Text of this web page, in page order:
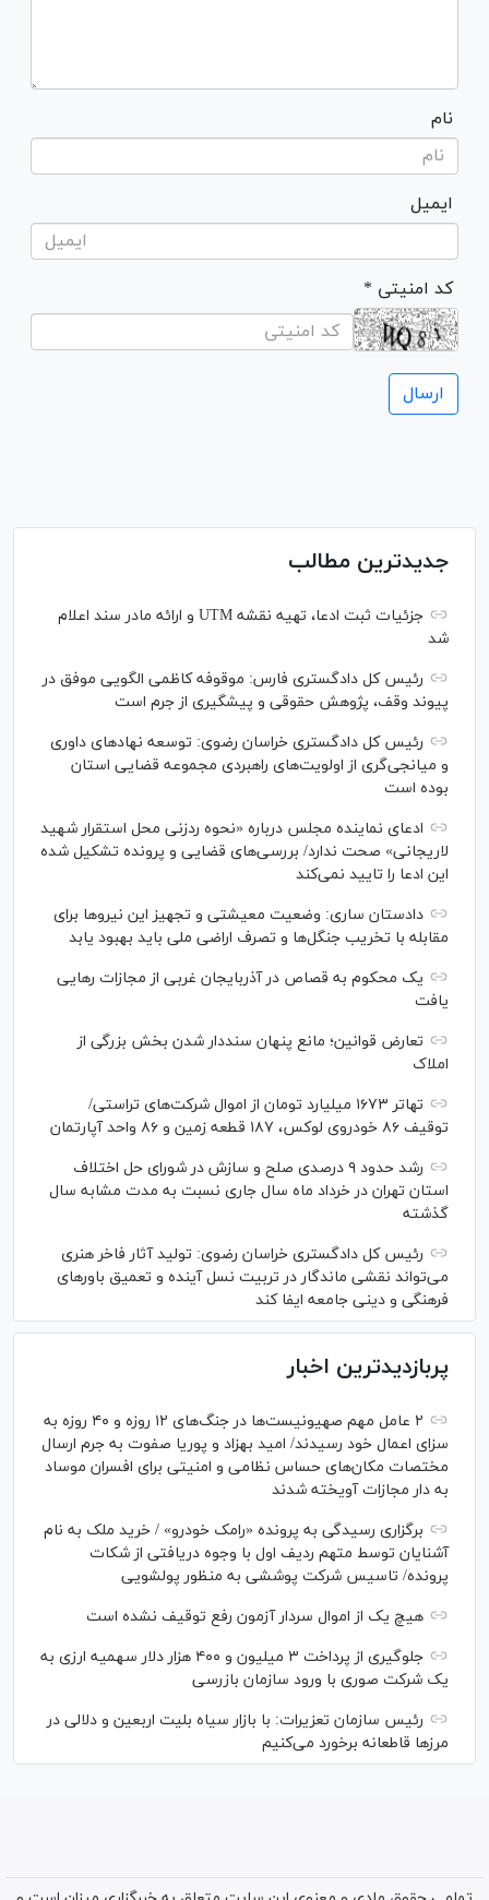
نام
ایمیل
* کد امنیتی
جدیدترین مطالب
جزئیات ثبت ادعا، تهیه نقشه UTM و ارائه مادر سند اعلام
شد
رئیس کل دادگستری فارس: موقوفه کاظمی الگویی موفق در
پیوند وقف، پژوهش حقوقی و پیشگیری از جرم است
رئیس کل دادگستری خراسان رضوی: توسعه نهاد‌های داوری
و میانجی‌گری از اولویت‌های راهبردی مجموعه قضایی استان
بوده است
ادعای نماینده مجلس درباره «نحوه ردزنی محل استقرار شهید
لاریجانی» صحت ندارد/ بررسی‌های قضایی و پرونده تشکیل شده
این ادعا را تایید نمی‌کند
دادستان ساری: وضعیت معیشتی و تجهیز این نیرو‌ها برای
مقابله با تخریب جنگل‌ها و تصرف اراضی ملی باید بهبود یابد
یک محکوم به قصاص در آذربایجان‌ غربی از مجازات رهایی
یافت
تعارض قوانین؛ مانع پنهان سنددار شدن بخش بزرگی از
املاک
تهاتر ۱۶۷۳ میلیارد تومان از اموال شرکت‌های تراستی/
توقیف ۸۶ خودروی لوکس، ۱۸۷ قطعه زمین و ۸۶ واحد آپارتمان
رشد حدود ۹ درصدی صلح و سازش در شورای حل اختلاف
استان تهران در خرداد ماه سال جاری نسبت به مدت مشابه سال
گذشته
رئیس کل دادگستری خراسان رضوی: تولید آثار فاخر هنری
می‌تواند نقشی ماندگار در تربیت نسل آینده و تعمیق باور‌های
فرهنگی و دینی جامعه ایفا کند
پربازدیدترین اخبار
۲ عامل مهم صهیونیست‌ها در جنگ‌های ۱۲ روزه و ۴۰ روزه به
سزای اعمال خود رسیدند/ امید بهزاد و پوریا صفوت به جرم ارسال
مختصات مکان‌های حساس نظامی و امنیتی برای افسران موساد
به دار مجازات آویخته شدند
برگزاری رسیدگی به پرونده «رامک خودرو» / خرید ملک به نام
آشنایان توسط متهم ردیف اول با وجوه دریافتی از شکات
پرونده/ تاسیس شرکت پوششی به منظور پولشویی
هیچ یک از اموال سردار آزمون رفع توقیف نشده است
جلوگیری از پرداخت ۳ میلیون و ۴۰۰ هزار دلار سهمیه ارزی به
یک شرکت صوری با ورود سازمان بازرسی
رئیس سازمان تعزیرات: با بازار سیاه بلیت اربعین و دلالی در
مرز‌ها قاطعانه برخورد می‌کنیم